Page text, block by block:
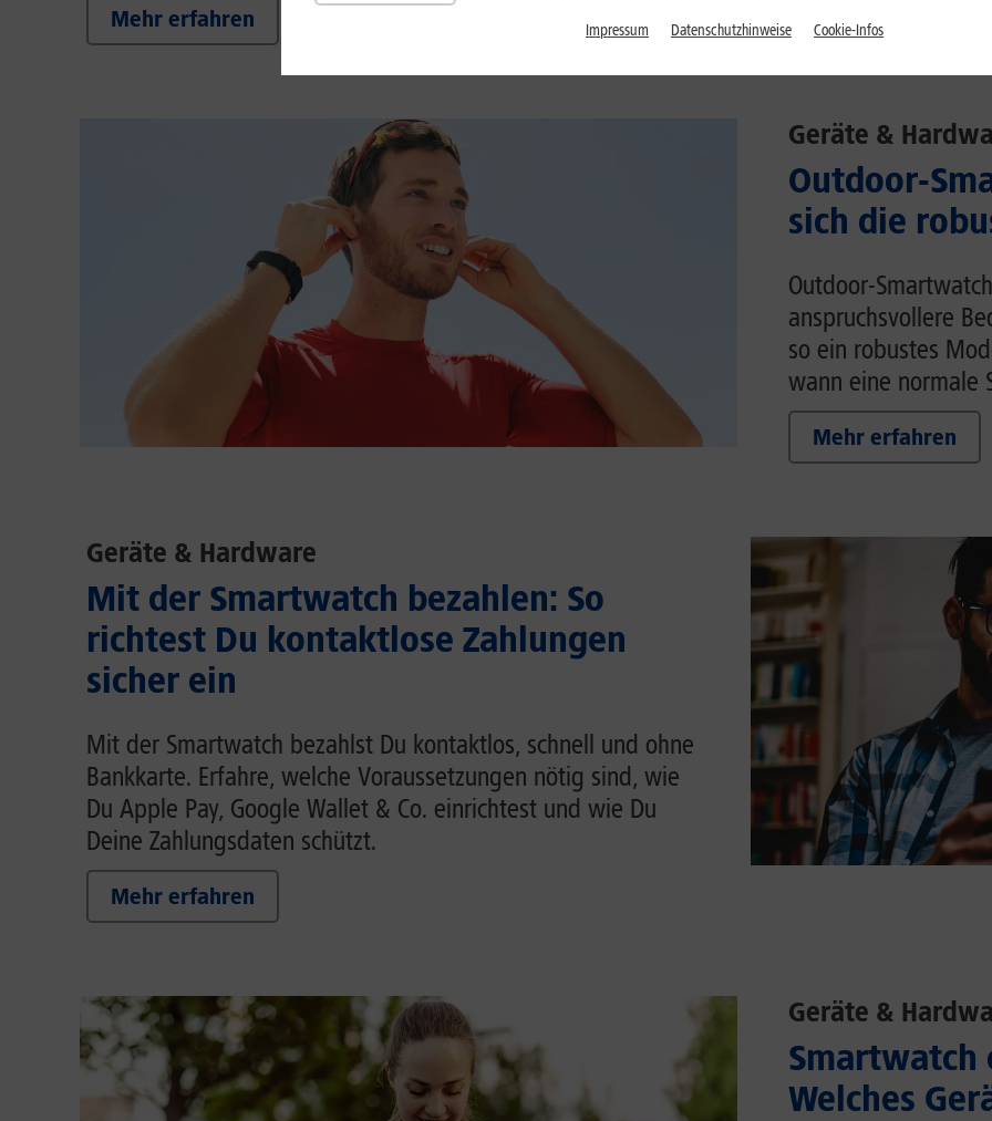
Mehr erfahren
Geräte &
Outdoor-
sich die
Outdoor-
anspruchsvollere
so ein robustes
wann eine normale
Mehr erfahren
Geräte & Hardware
Mit der Smartwatch bezahlen: So
richtest Du kontaktlose Zahlungen
sicher ein
Mit der Smartwatch bezahlst Du kontaktlos, schnell und ohne
Bankkarte. Erfahre, welche Voraussetzungen nötig sind, wie
Du Apple Pay, Google Wallet & Co. einrichtest und wie Du
Deine Zahlungsdaten schützt.
Mehr erfahren
Geräte &
Smartwatch
Welches
Impressum Datenschutzhinweise Cookie-Infos